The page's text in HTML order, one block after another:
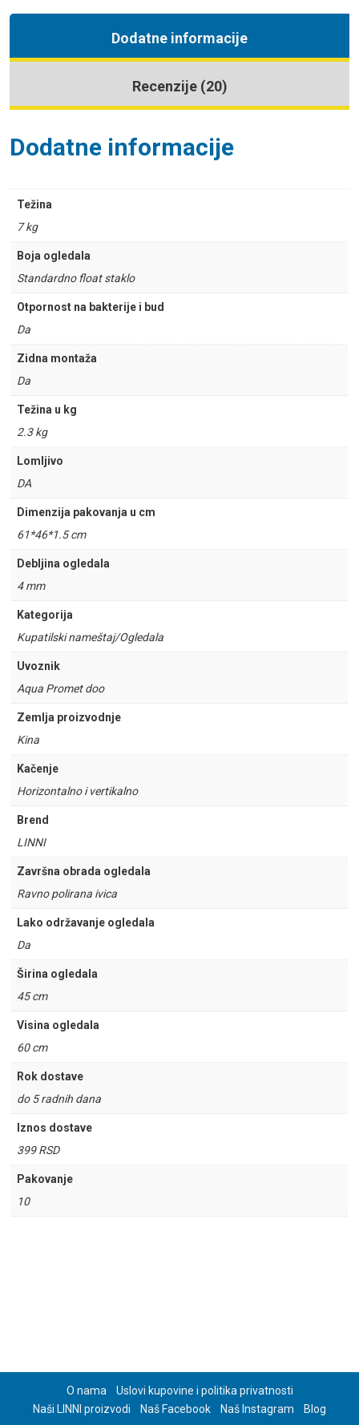
Dodatne informacije
Recenzije (20)
Dodatne informacije
Težina
7 kg
Boja ogledala
Standardno float staklo
Otpornost na bakterije i bud
Da
Zidna montaža
Da
Težina u kg
2.3 kg
Lomljivo
DA
Dimenzija pakovanja u cm
61*46*1.5 cm
Debljina ogledala
4 mm
Kategorija
Kupatilski nameštaj/Ogledala
Uvoznik
Aqua Promet doo
Zemlja proizvodnje
Kina
Kačenje
Horizontalno i vertikalno
Brend
LINNI
Završna obrada ogledala
Ravno polirana ivica
Lako održavanje ogledala
Da
Širina ogledala
45 cm
Visina ogledala
60 cm
Rok dostave
do 5 radnih dana
Iznos dostave
399 RSD
Pakovanje
10
O nama
Uslovi kupovine i politika privatnosti
Naši LINNI proizvodi
Naš Facebook Naš Instagram Blog